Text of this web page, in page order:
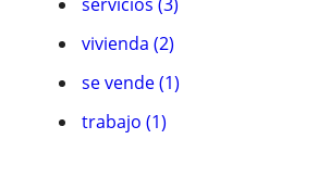
vivienda (2)
se vende (1)
trabajo (1)